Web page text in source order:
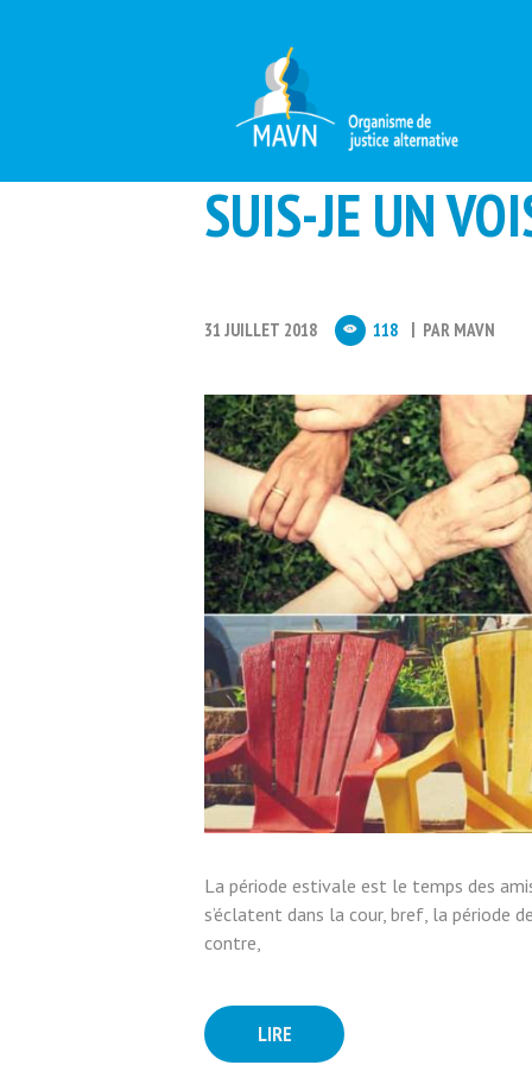
SUIS-JE UN
31 JUILLET 2018 118 PAR MAVN
La période estivale est le temps des
s’éclatent dans la cour, bref, la période
contre,
LIRE